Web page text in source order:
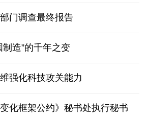
门调查最终报告
造”的千年之变
强化科技攻关能力
化框架公约》秘书处执行秘书